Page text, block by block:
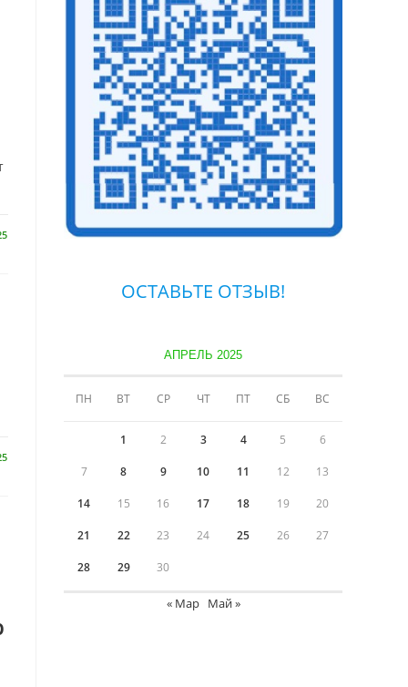
ОСТАВЬТЕ ОТЗЫВ!
АПРЕЛЬ 2025
ПН ВТ СР ЧТ ПТ СБ ВС
1 2 3 4 5 6
7 8 9 10 11 12 13
14 15 16 17 18 19 20
21 22 23 24 25 26 27
28 29 30
« Мар Май »